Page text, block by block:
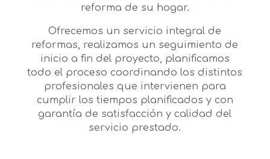
reforma de su hogar.
Ofrecemos un servicio integral de
reformas, realizamos un seguimiento de
inicio a fin del proyecto, planificamos
todo el proceso coordinando los distintos
profesionales que intervienen para
cumplir los tiempos planificados y con
garantía de satisfacción y calidad del
servicio prestado.